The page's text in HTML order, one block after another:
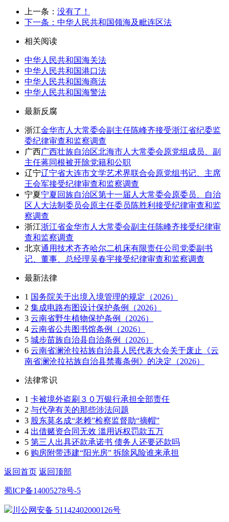
上一条： 没有了！
下一条：中华人民共和国领海及毗连区法
相关阅读
中华人民共和国海关法
中华人民共和国港口法
中华人民共和国海商法
中华人民共和国海警法
最新反腐
浙江金华市人大常委会副主任陈峰齐接受浙江省纪委监
委纪律审查和监察调查
广西广西壮族自治区北海市人大常委会原党组成员、副
主任蒋同根被开除党籍和公职
辽宁辽宁省大连市文学艺术界联合会原党组书记、主席
王会军接受纪律审查和监察调查
宁夏宁夏回族自治区第十一届人大常委会原委员、自治
区人大法制委员会原主任委员陈胜利接受纪律审查和监
察调查
浙江浙江省金华市人大常委会副主任陈峰齐接受纪律审
查和监察调查
北京通用技术齐齐哈尔二机床有限责任公司党委副书
记、董事、总经理吴春宇接受纪律审查和监察调查
最新法律
1 国务院关于出境入境管理的规定（2026）
2 集成电路布图设计保护条例（2026）
3 云南省野生植物保护条例（2026）
4 云南省公共图书馆条例（2026）
5 城步苗族自治县自治条例（2026）
6 云南省澜沧拉祜族自治县人民代表大会关于废止《云
南省澜沧拉祜族自治县禁毒条例》的决定（2026）
法律常识
1 卡被境外盗刷３０万银行承担全部责任
2 与代孕有关的那些涉法问题
3 股东莫名成“老赖”检察监督助“摘帽”
4 出借赌资合同无效 滥用诉权罚款五万
5 第三人出具还款承诺书 债务人还要还款吗
6 购房附带违建“阳光房” 拆除风险谁来承担
返回首页 返回顶部
蜀ICP备14005278号-5
川公网安备 51142402000126号